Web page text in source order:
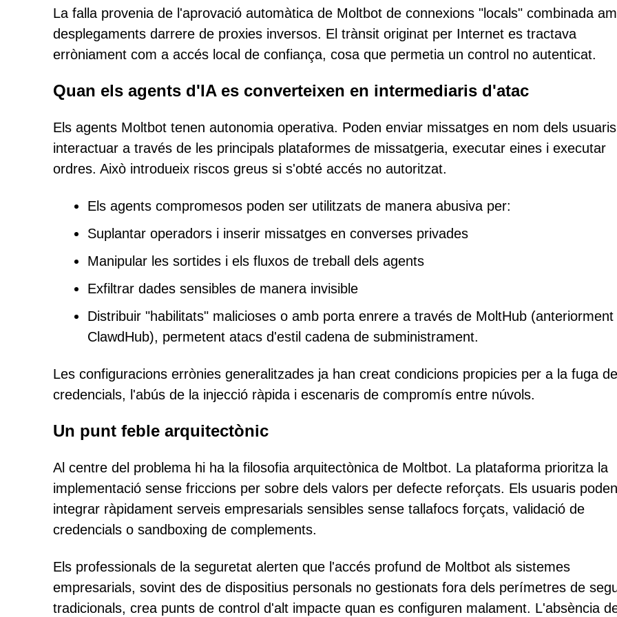
La falla provenia de l'aprovació automàtica de Moltbot de connexions "locals" combinada
desplegaments darrere de proxies inversos. El trànsit originat per Internet es tractava
erròniament com a accés local de confiança, cosa que permetia un control no autenticat.
Quan els agents d'IA es converteixen en intermediaris d'atac
Els agents Moltbot tenen autonomia operativa. Poden enviar missatges en nom dels
interactuar a través de les principals plataformes de missatgeria, executar eines i executar
ordres. Això introdueix riscos greus si s'obté accés no autoritzat.
Els agents compromesos poden ser utilitzats de manera abusiva per:
Suplantar operadors i inserir missatges en converses privades
Manipular les sortides i els fluxos de treball dels agents
Exfiltrar dades sensibles de manera invisible
Distribuir "habilitats" malicioses o amb porta enrere a través de MoltHub (anteriorment
ClawdHub), permetent atacs d'estil cadena de subministrament.
Les configuracions errònies generalitzades ja han creat condicions propicies per a la fuga de
credencials, l'abús de la injecció ràpida i escenaris de compromís entre núvols.
Un punt feble arquitectònic
Al centre del problema hi ha la filosofia arquitectònica de Moltbot. La plataforma prioritza la
implementació sense friccions per sobre dels valors per defecte reforçats. Els usuaris poden
integrar ràpidament serveis empresarials sensibles sense tallafocs forçats, validació de
credencials o sandboxing de complements.
Els professionals de la seguretat alerten que l'accés profund de Moltbot als sistemes
empresarials, sovint des de dispositius personals no gestionats fora dels perímetres de
tradicionals, crea punts de control d'alt impacte quan es configuren malament. L'absència